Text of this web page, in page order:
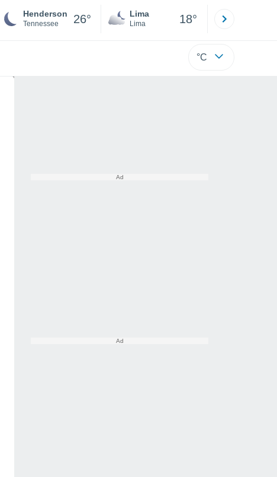
Henderson
Tennessee 26° Lima
Lima 18°
°C